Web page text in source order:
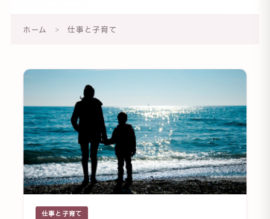
ホーム > 仕事と子育て
仕事と子育て